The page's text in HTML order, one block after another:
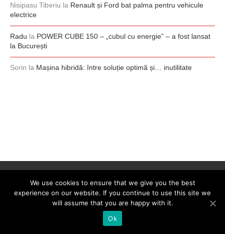
Nisipasu Tiberiu la Renault și Ford bat palma pentru vehicule
electrice
Radu la POWER CUBE 150 – „cubul cu energie” – a fost lansat
la București
Sorin la Mașina hibridă: între soluție optimă și… inutilitate
@2008-2026 - 0-100.ro. All Right Reserved. Designed by
We use cookies to ensure that we give you the best
experience on our website. If you continue to use this site we
will assume that you are happy with it.
Ok